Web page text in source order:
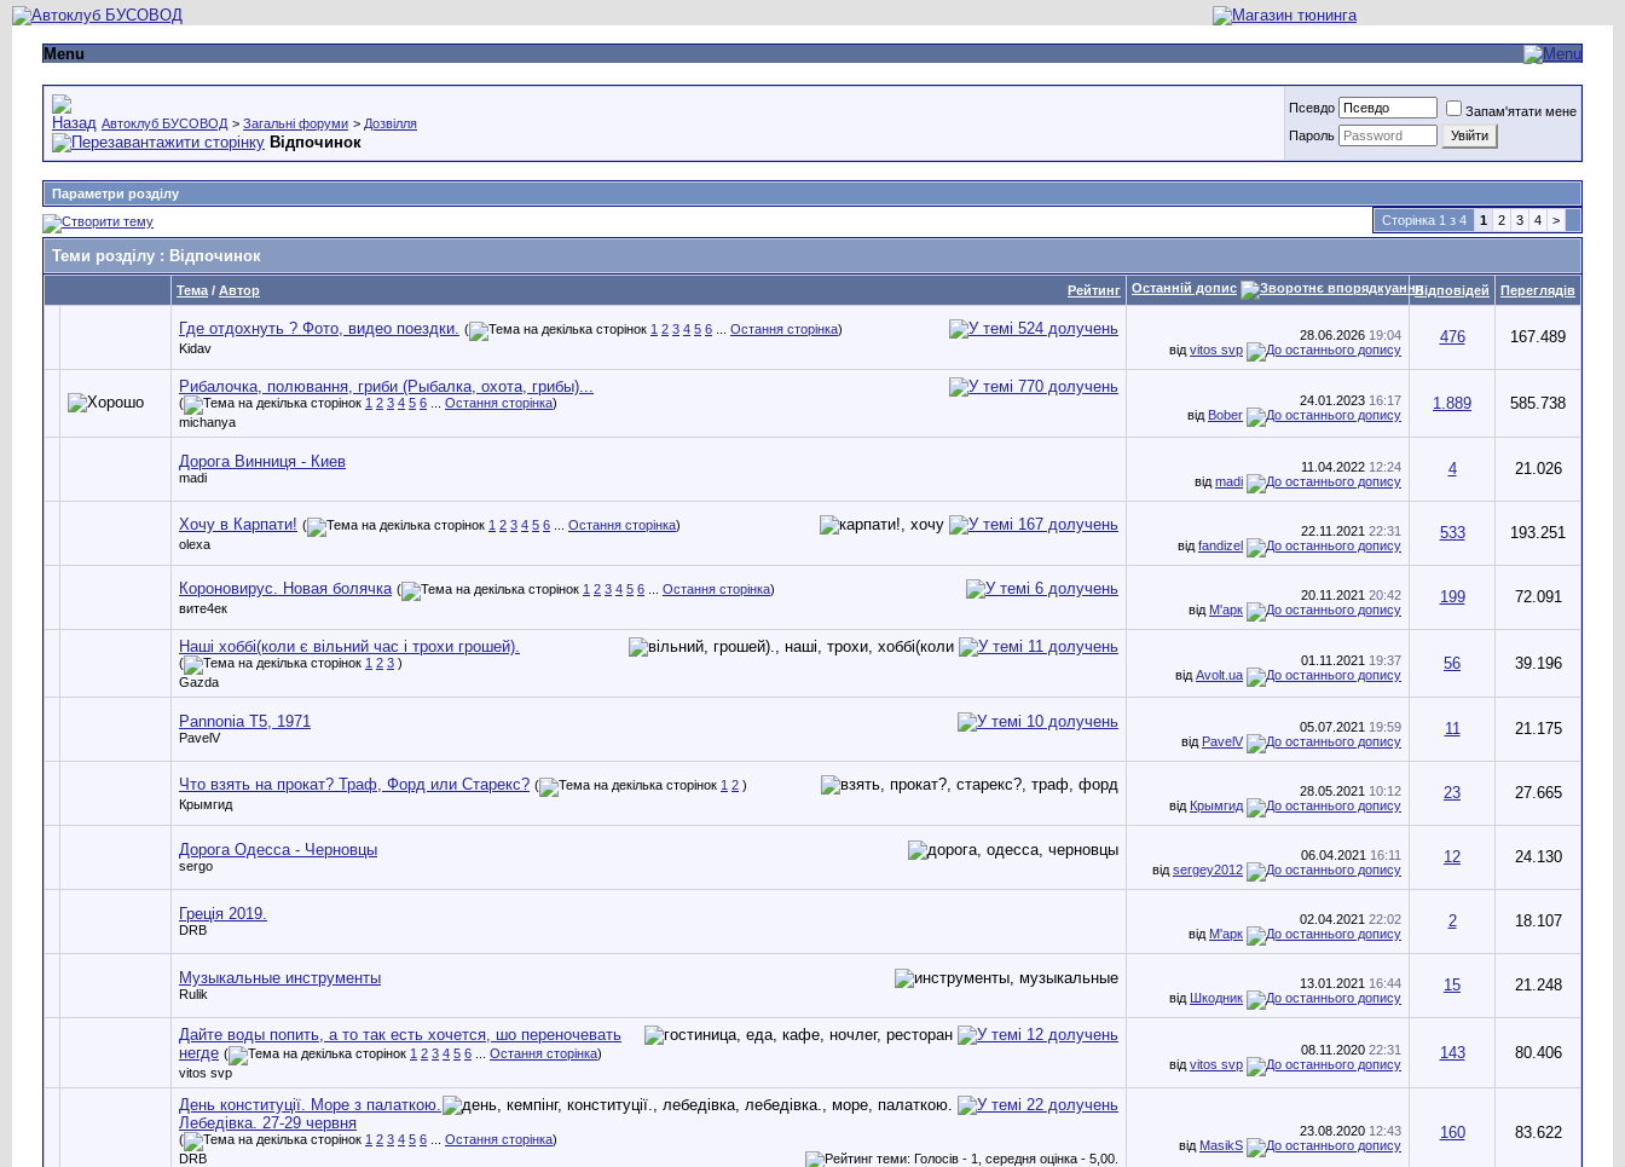
Menu
Автоклуб БУСОВОД > Загальні форуми > Дозвілля
Відпочинок
Псевдо
Запам'ятати мене
Пароль
Параметри розділу
Сторінка 1 з 4
1 2 3 4 >
Теми розділу : Відпочинок
Рейтинг
Тема / Автор Останній допис Відповідей Переглядів
Где отдохнуть ? Фото, видео поездки. ( 1 2 3 4 5 6 Остання сторінка)
Kidav
28.06.2026 19:04
від vitos svp
476 167.489
Рибалочка, полювання, гриби (Рыбалка, охота, грибы)...
( 1 2 3 4 5 6 Остання сторінка)
michanya
24.01.2023 16:17
від Bober
1.889 585.738
Дорога Винниця - Киев
madi
11.04.2022 12:24
від madi
4 21.026
Хочу в Карпати! ( 1 2 3 4 5 6 Остання сторінка)
olexa
22.11.2021 22:31
від fandizel
533 193.251
Короновирус. Новая болячка ( 1 2 3 4 5 6 Остання сторінка)
вите4ек
20.11.2021 20:42
від М'арк
199 72.091
Наші хоббі(коли є вільний час і трохи грошей).
( 1 2 3 )
Gazda
01.11.2021 19:37
від Avolt.ua
56 39.196
Pannonia T5, 1971
PavelV
05.07.2021 19:59
від PavelV
11 21.175
Что взять на прокат? Траф, Форд или Старекс? ( 1 2 )
Крымгид
28.05.2021 10:12
від Крымгид
23 27.665
Дорога Одесса - Черновцы
sergo
06.04.2021 16:11
від sergey2012
12 24.130
Греція 2019.
DRB
02.04.2021 22:02
від М'арк
2 18.107
Музыкальные инструменты
Rulik
13.01.2021 16:44
від Шкодник
15 21.248
Дайте воды попить, а то так есть хочется, шо переночевать
негде ( 1 2 3 4 5 6 Остання сторінка)
vitos svp
08.11.2020 22:31
від vitos svp
143 80.406
День конституції. Море з палаткою.
Лебедівка. 27-29 червня
( 1 2 3 4 5 6 Остання сторінка)
DRB
23.08.2020 12:43
від MasikS
160 83.622